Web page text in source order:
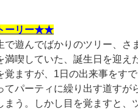
ーリー★★
で遊んでばかりのツリー、さ
満喫していた、誕生日を迎え
覚ますが、1日の出来事をす
てパーティに繰り出す道すが
まう。しかし目を覚ますと、